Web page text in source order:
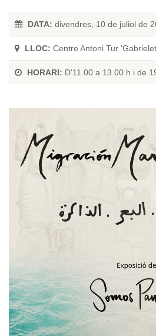
DATA: divendres, 10 de juliol de
LLOC: Centre Antoni Tur
HORARI: D'11.00 a 13.00 h i de